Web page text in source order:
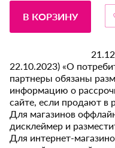
В КОРЗИНУ
22.10.2023) «О
партнеры обязаны
информацию о
сайте, если продают в
Для магазинов
дисклеймер и
Для интернет-